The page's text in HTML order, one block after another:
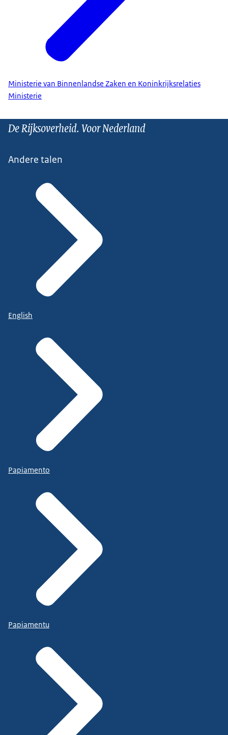
Ministerie van Binnenlandse Zaken en Koninkrijksrelaties
Ministerie
De Rijksoverheid. Voor Nederland
Andere talen
English
Papiamento
Papiamentu